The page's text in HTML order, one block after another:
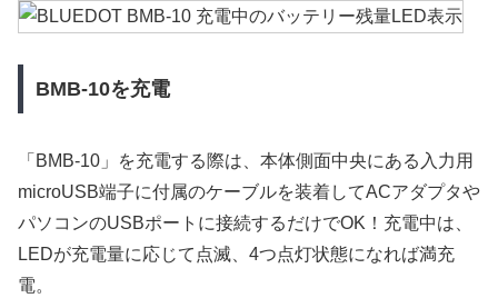
BMB-10を充電
「BMB-10」を充電する際は、本体側面中央にある入力用
microUSB端子に付属のケーブルを装着してACアダプタや
パソコンのUSBポートに接続するだけでOK！充電中は、
LEDが充電量に応じて点滅、4つ点灯状態になれば満充
電。